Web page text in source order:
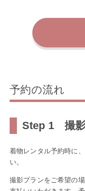
予約の流れ
Step 1 撮
着物レンタル予約時に
い。
撮影プランをご希望の